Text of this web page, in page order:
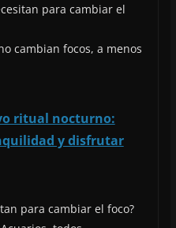
para cambiar el
cambian focos, a menos
ritual nocturno:
y disfrutar
para cambiar el foco?